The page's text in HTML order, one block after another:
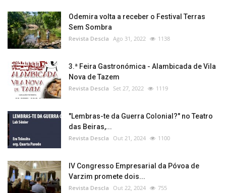
Odemira volta a receber o Festival Terras
Sem Sombra
Revista Descla Ago 31, 2022 1138
3.ª Feira Gastronómica - Alambicada de Vila
Nova de Tazem
Revista Descla Set 27, 2022 1119
"Lembras-te da Guerra Colonial?" no Teatro
das Beiras,...
Revista Descla Out 21, 2024 1100
IV Congresso Empresarial da Póvoa de
Varzim promete dois...
Revista Descla Out 22, 2024 755